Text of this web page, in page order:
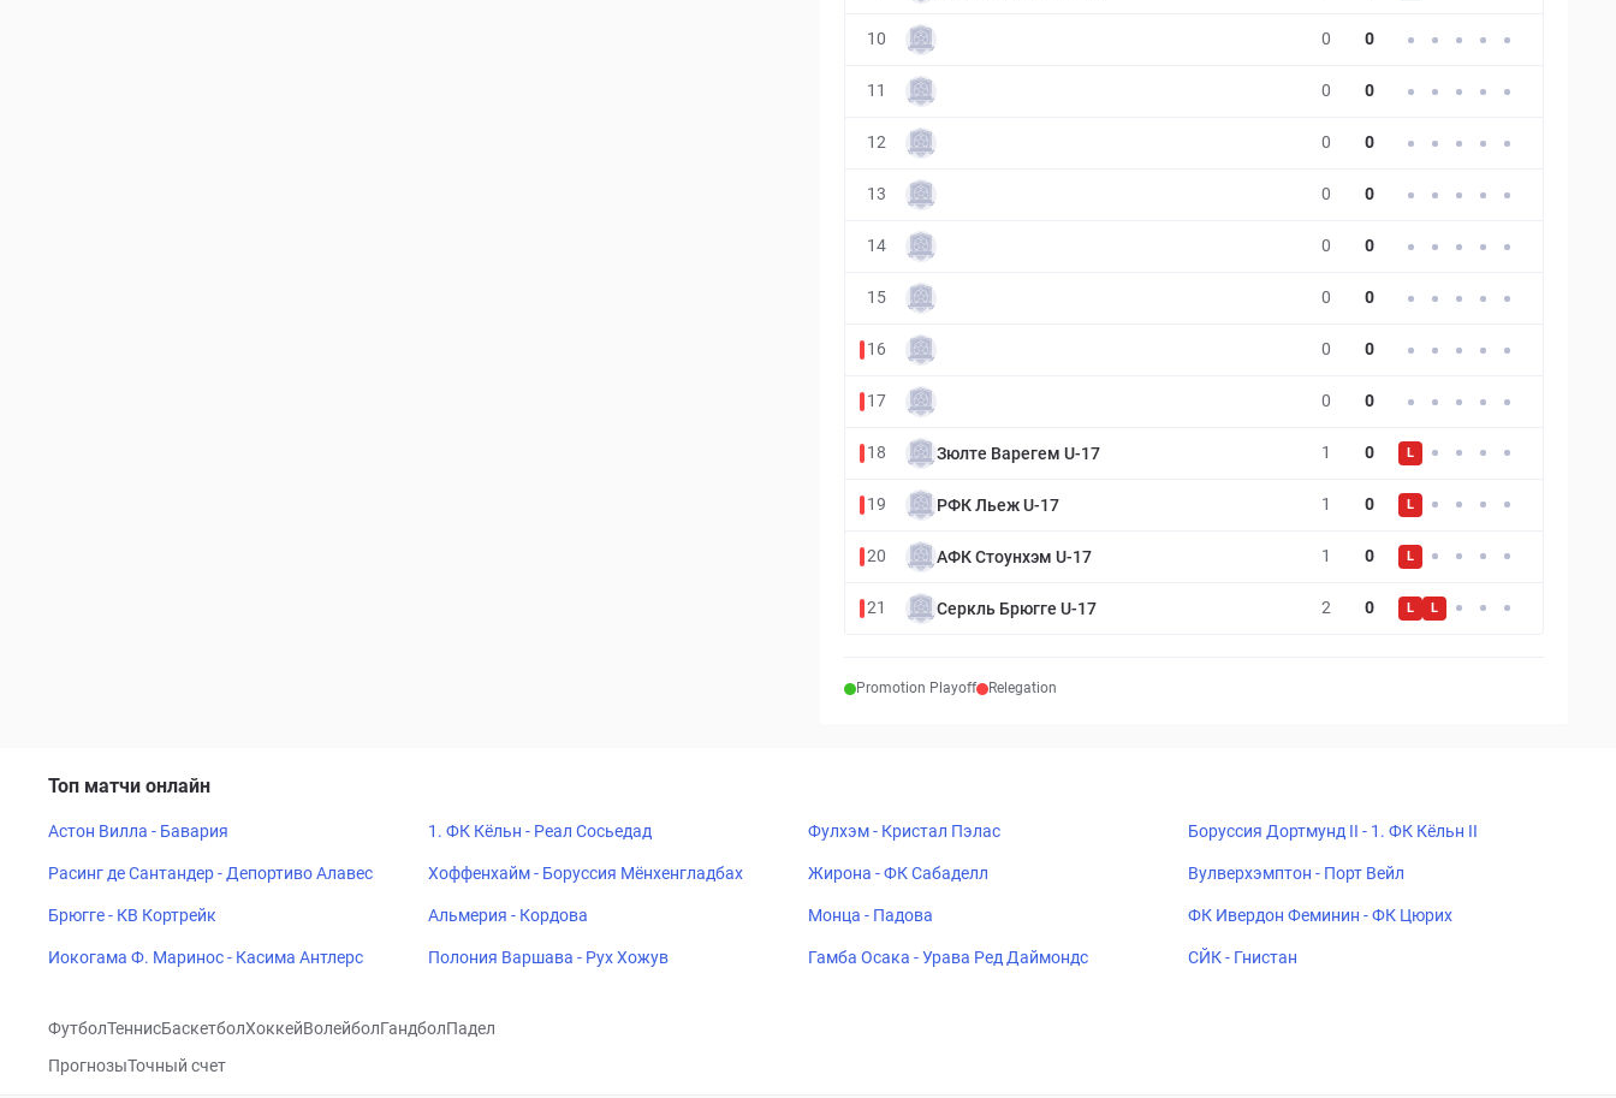
10 0 0
11 0 0
12 0 0
13 0 0
14 0 0
15 0 0
16 0 0
17 0 0
18 Зюлте Варегем U-17 1 0 L
19 РФК Льеж U-17 1 0 L
20 АФК Стоунхэм U-17 1 0 L
21 Серкль Брюгге U-17 2 0 L L
Promotion Playoff Relegation
Топ матчи онлайн
Астон Вилла - Бавария 1. ФК Кёльн - Реал Сосьедад Фулхэм - Кристал Пэлас Боруссия Дортмунд II - 1. ФК Кёльн II
Расинг де Сантандер - Депортиво Алавес Хоффенхайм - Боруссия Мёнхенгладбах Жирона - ФК Сабаделл Вулверхэмптон - Порт Вейл
Брюгге - КВ Кортрейк Альмерия - Кордова Монца - Падова ФК Ивердон Феминин - ФК Цюрих
Иокогама Ф. Маринос - Касима Антлерс Полония Варшава - Рух Хожув Гамба Осака - Урава Ред Даймондс СЙК - Гнистан
ФутболТеннисБаскетболХоккейВолейболГандболПадел
ПрогнозыТочный счет